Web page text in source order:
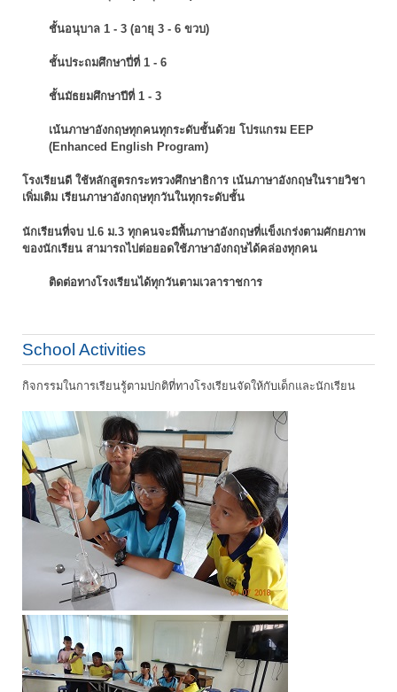
ชั้นอนุบาล 1 - 3 (อายุ 3 - 6 ขวบ)
ชั้นประถมศึกษาปี่ที่ 1 - 6
ชั้นมัธยมศึกษาปีที่ 1 - 3
เน้นภาษาอังกฤษทุกคนทุกระดับชั้นด้วย โปรแกรม EEP
(Enhanced English Program)
โรงเรียนดี ใช้หลักสูตรกระทรวงศึกษาธิการ เน้นภาษาอังกฤษในรายวิชา
เพิ่มเติม เรียนภาษาอังกฤษทุกวันในทุกระดับชั้น
นักเรียนที่จบ ป.6 ม.3 ทุกคนจะมีพื้นภาษาอังกฤษที่แข็งเกร่งตามศักยภาพ
ของนักเรียน สามารถไปต่อยอดใช้ภาษาอังกฤษได้คล่องทุกคน
ติดต่อทางโรงเรียนได้ทุกวันตามเวลาราชการ
School Activities
กิจกรรมในการเรียนรู้ตามปกติที่ทางโรงเรียนจัดให้กับเด็กและนักเรียน